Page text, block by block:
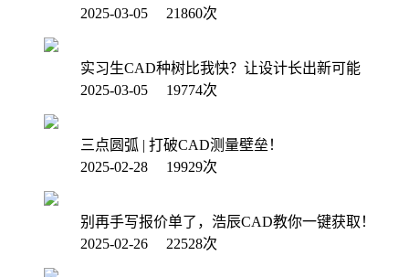
2025-03-05 21860次
实习生CAD种树比我快？让设计长出新可能
2025-03-05 19774次
三点圆弧 | 打破CAD测量壁垒！
2025-02-28 19929次
别再手写报价单了，浩辰CAD教你一键获取！
2025-02-26 22528次